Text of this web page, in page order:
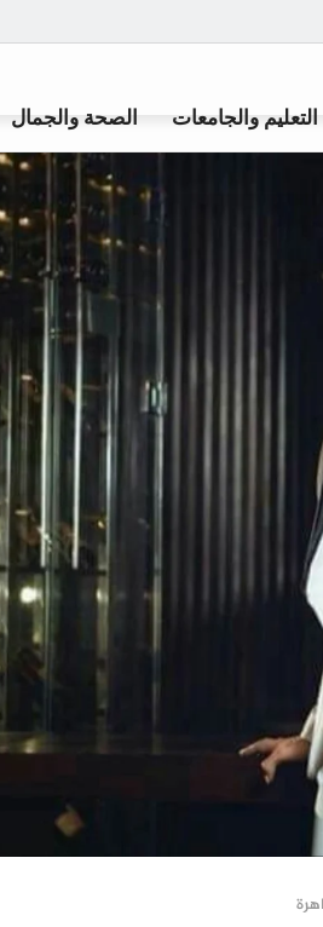
تدل على وجود مشكلة؟
التعليم والجامعات الصحة والجمال